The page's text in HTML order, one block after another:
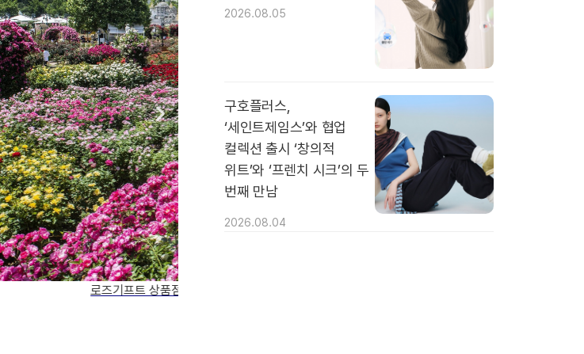
2026.08.05
구호플러스,
‘세인트제임스’와 협업
컬렉션 출시 ‘창의적
위트’와 ‘프렌치 시크’의 두
번째 만남
2026.08.04